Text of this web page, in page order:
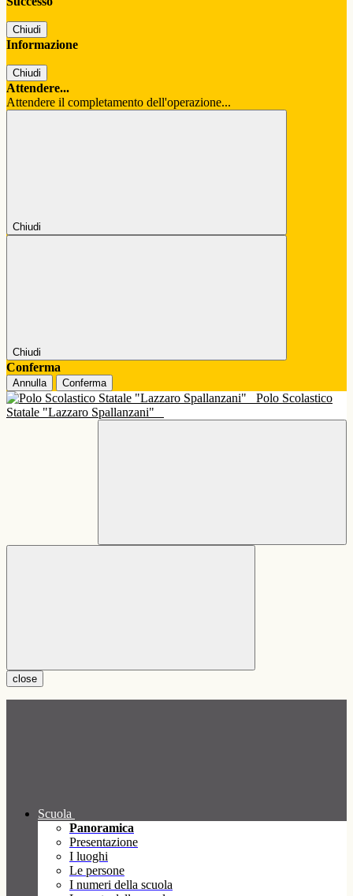
Chiudi
Informazione
Chiudi
Attendere...
Attendere il completamento dell'operazione...
Chiudi
Chiudi
Conferma
Annulla Conferma
Polo Scolastico
Statale "Lazzaro Spallanzani"
close
Scuola
Panoramica
Presentazione
I luoghi
Le persone
I numeri della scuola